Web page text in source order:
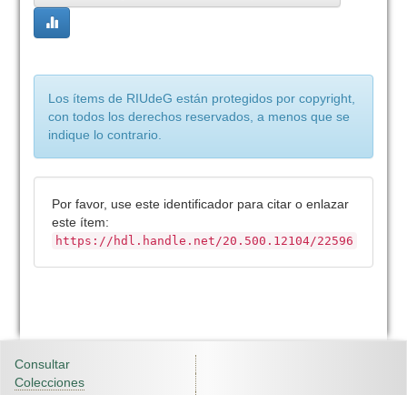
Los ítems de RIUdeG están protegidos por copyright,
con todos los derechos reservados, a menos que se
indique lo contrario.
Por favor, use este identificador para citar o enlazar
este ítem:
https://hdl.handle.net/20.500.12104/22596
Consultar
Colecciones